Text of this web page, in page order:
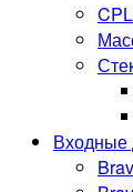
CPL
Входные